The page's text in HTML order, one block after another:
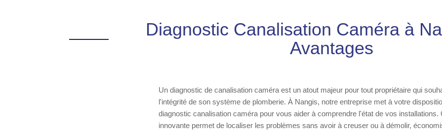
Diagnostic Canalisation Caméra à
Avantages
Un diagnostic de canalisation caméra est un atout majeur pour tout propriétaire qui
l'intégrité de son système de plomberie. À Nangis, notre entreprise met à votre
diagnostic canalisation caméra pour vous aider à comprendre l'état de vos installations.
innovante permet de localiser les problèmes sans avoir à creuser ou à démolir,